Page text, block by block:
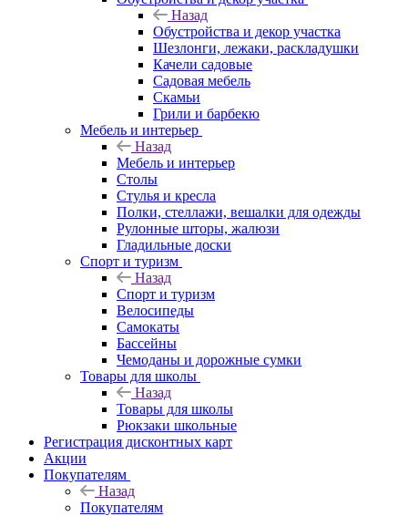
Назад
Обустройства и декор участка
Шезлонги, лежаки, раскладушки
Качели садовые
Садовая мебель
Скамьи
Грили и барбекю
Мебель и интерьер
Назад
Мебель и интерьер
Столы
Стулья и кресла
Полки, стеллажи, вешалки для одежды
Рулонные шторы, жалюзи
Гладильные доски
Спорт и туризм
Назад
Спорт и туризм
Велосипеды
Самокаты
Бассейны
Чемоданы и дорожные сумки
Товары для школы
Назад
Товары для школы
Рюкзаки школьные
Регистрация дисконтных карт
Акции
Покупателям
Назад
Покупателям